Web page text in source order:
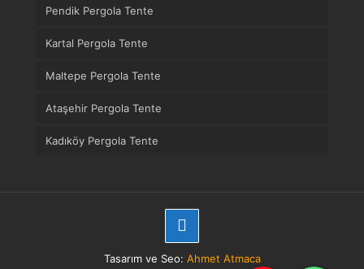
Pendik Pergola Tente
Kartal Pergola Tente
Maltepe Pergola Tente
Ataşehir Pergola Tente
Kadıköy Pergola Tente
Tasarım ve Seo: Ahmet Atmaca
Telefon WhatsApp